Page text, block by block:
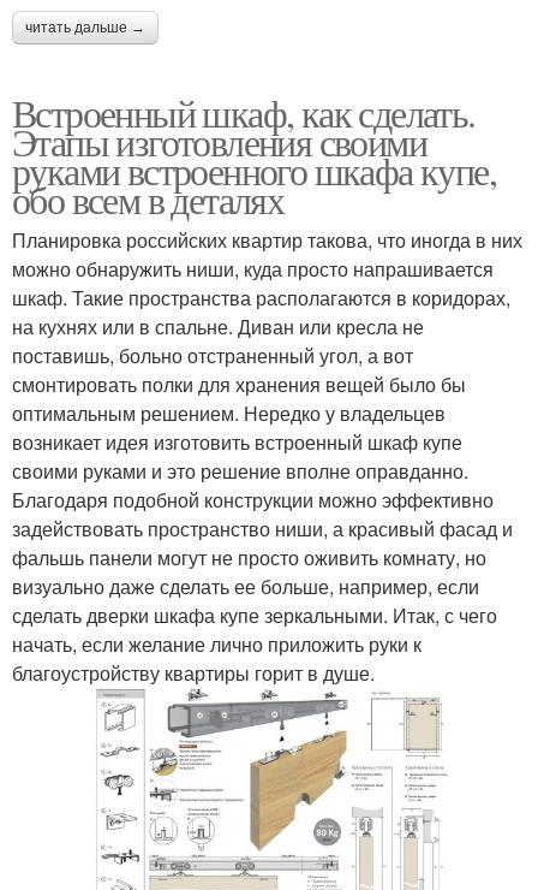
читать дальше →
Встроенный шкаф, как сделать.
Этапы изготовления своими
руками встроенного шкафа купе,
обо всем в деталях
Планировка российских квартир такова, что иногда в них
можно обнаружить ниши, куда просто напрашивается
шкаф. Такие пространства располагаются в коридорах,
на кухнях или в спальне. Диван или кресла не
поставишь, больно отстраненный угол, а вот
смонтировать полки для хранения вещей было бы
оптимальным решением. Нередко у владельцев
возникает идея изготовить встроенный шкаф купе
своими руками и это решение вполне оправданно.
Благодаря подобной конструкции можно эффективно
задействовать пространство ниши, а красивый фасад и
фальшь панели могут не просто оживить комнату, но
визуально даже сделать ее больше, например, если
сделать дверки шкафа купе зеркальными. Итак, с чего
начать, если желание лично приложить руки к
благоустройству квартиры горит в душе.